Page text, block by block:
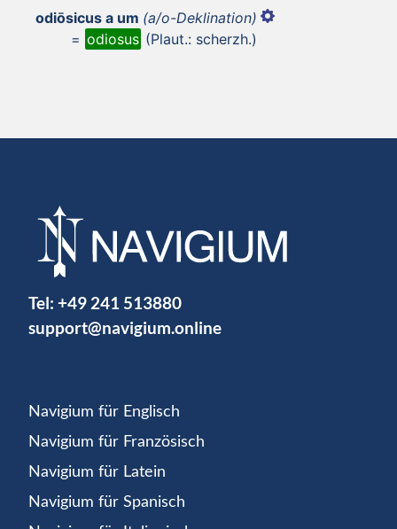
odiōsicus a um (a/o-Deklination)
= odiosus (Plaut.: scherzh.)
Tel: +49 241 513880
support@navigium.online
Navigium für Englisch
Navigium für Französisch
Navigium für Latein
Navigium für Spanisch